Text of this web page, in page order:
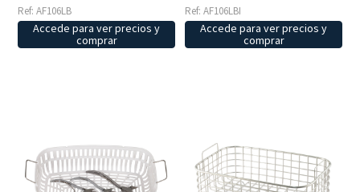
Ref: AF106LB
Accede para ver precios y
comprar
Ref: AF106LBI
Accede para ver precios y
comprar